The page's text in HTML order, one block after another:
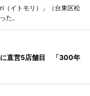
（イトモリ）」（台東区松
た。
に直営5店舗目 「300年